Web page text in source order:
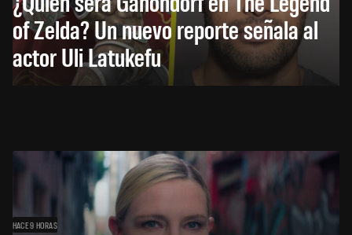
of Zelda? Un nuevo reporte señala al
actor Uli Latukefu
HACE 9 HORAS